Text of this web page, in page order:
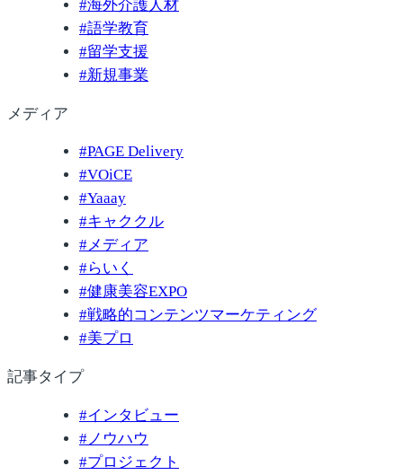
#海外介護人材
#語学教育
#留学支援
#新規事業
メディア
#PAGE Delivery
#VOiCE
#Yaaay
#キャククル
#メディア
#らいく
#健康美容EXPO
#戦略的コンテンツマーケティング
#美プロ
記事タイプ
#インタビュー
#ノウハウ
#プロジェクト